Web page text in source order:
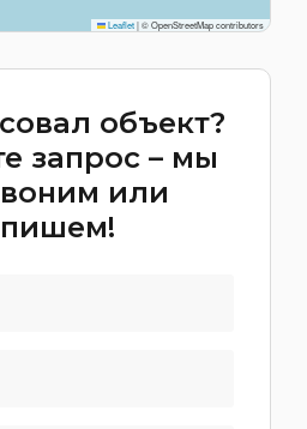
Leaflet|© OpenStreetMap contributors
объект?
запрос – мы
или